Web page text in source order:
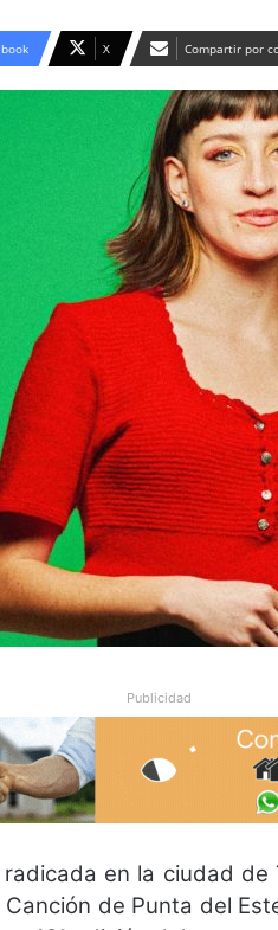
X Compartir por
Publicidad
en la ciudad
de Punta del